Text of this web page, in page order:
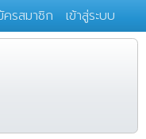
ครสมาชิก เข้าสู่ระบบ